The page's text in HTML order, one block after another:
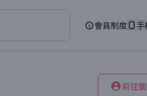
會員制度
前往